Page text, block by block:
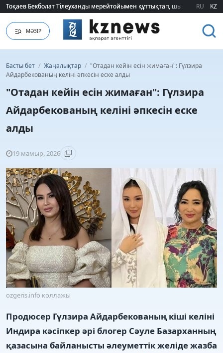
Тоқаев Бекболат Тілеуханды мерейтойымен құттықтап, шығармашылық
Тоқаев Бекболат Тілеуханды мерейтойымен құттықтап, шығармашылық
RU KZ
МӘЗІР
Басты бет / Жаңалықтар / "Отадан кейін есін жимаған": Гүлзира
Айдарбекованың келіні әпкесін еске алды
"Отадан кейін есін жимаған": Гүлзира
Айдарбекованың келіні әпкесін еске
алды
19 мамыр, 2026
ozgeris.info коллажы
Продюсер Гүлзира Айдарбекованың кіші келіні
Индира кәсіпкер әрі блогер Сәуле Базарханның
қазасына байланысты әлеуметтік желіде жазба